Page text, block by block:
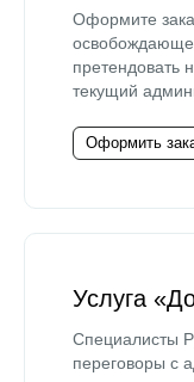
Оформите
претендовать
текущий
Оформить
Услуга
Специалисты
переговоры с